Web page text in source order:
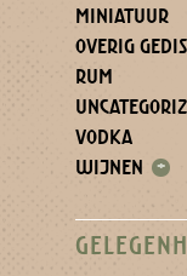
MINIATUUR
OVERIG
RUM
VODKA
WIJNEN +